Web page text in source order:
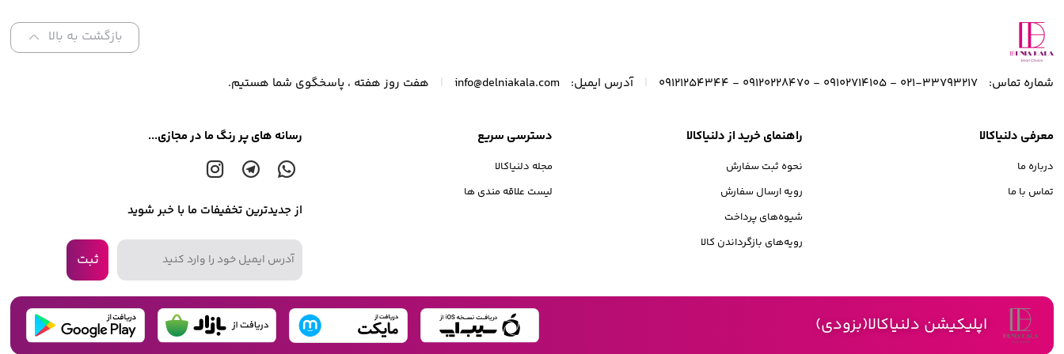
بازگشت به بالا
شماره تماس: 33793217-021 - 09102714105 - 09120228470 - 09121254344 آدرس ایمیل: info@delniakala.com هفت روز هفته ، پاسخگوی شما هستیم.
معرفی دلنیاکالا
درباره ما
تماس با ما
راهنمای خرید از دلنیاکالا
نحوه ثبت سفارش
رویه ارسال سفارش
شیوه‌های پرداخت
رویه‌های بازگرداندن کالا
دسترسی سریع
مجله دلنیاکالا
لیست علاقه مندی ها
رسانه های پر رنگ ما در مجازی...
از جدیدترین تخفیفات ما با خبر شوید
ثبت
اپلیکیشن دلنیاکالا(بزودی)